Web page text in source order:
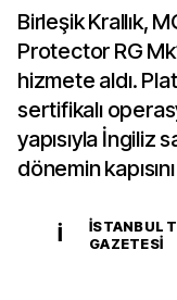
Birleşik Krallık,
Protector RG
hizmete aldı.
sertifikalı
yapısıyla İngiliz
dönemin
İ
İSTANBUL
GAZETESI